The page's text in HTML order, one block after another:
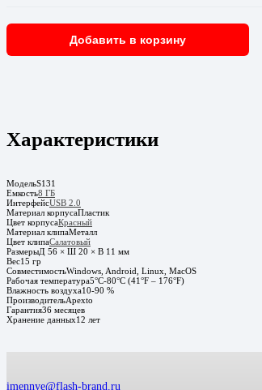
Добавить в корзину
Характеристики
МодельS131
Емкость8 ГБ
ИнтерфейсUSB 2.0
Материал корпусаПластик
Цвет корпусаКрасный
Материал клипаМеталл
Цвет клипаСалатовый
РазмерыД 56 × Ш 20 × В 11 мм
Вес15 гр
СовместимостьWindows, Android, Linux, MacOS
Рабочая температура5°C-80°C (41°F – 176°F)
Влажность воздуха10-90 %
ПроизводительApexto
Гарантия36 месяцев
Хранение данных12 лет
imennye@flash-brand.ru